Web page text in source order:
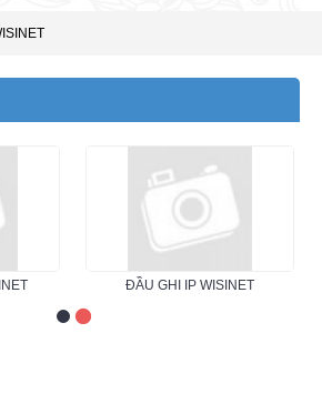
ĐẦU GHI IP WISINET